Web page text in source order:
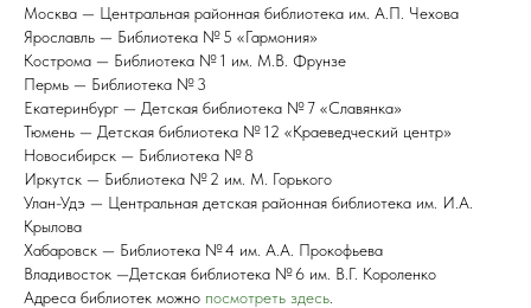
Москва — Центральная районная библиотека им. А.П. Чехова
Ярославль — Библиотека № 5 «Гармония»
Кострома — Библиотека № 1 им. М.В. Фрунзе
Пермь — Библиотека № 3
Екатеринбург — Детская библиотека № 7 «Славянка»
Тюмень — Детская библиотека № 12 «Краеведческий центр»
Новосибирск — Библиотека № 8
Иркутск — Библиотека № 2 им. М. Горького
Улан-Удэ — Центральная детская районная библиотека им. И.А.
Крылова
Хабаровск — Библиотека № 4 им. А.А. Прокофьева
Владивосток —Детская библиотека № 6 им. В.Г. Короленко
Адреса библиотек можно посмотреть здесь